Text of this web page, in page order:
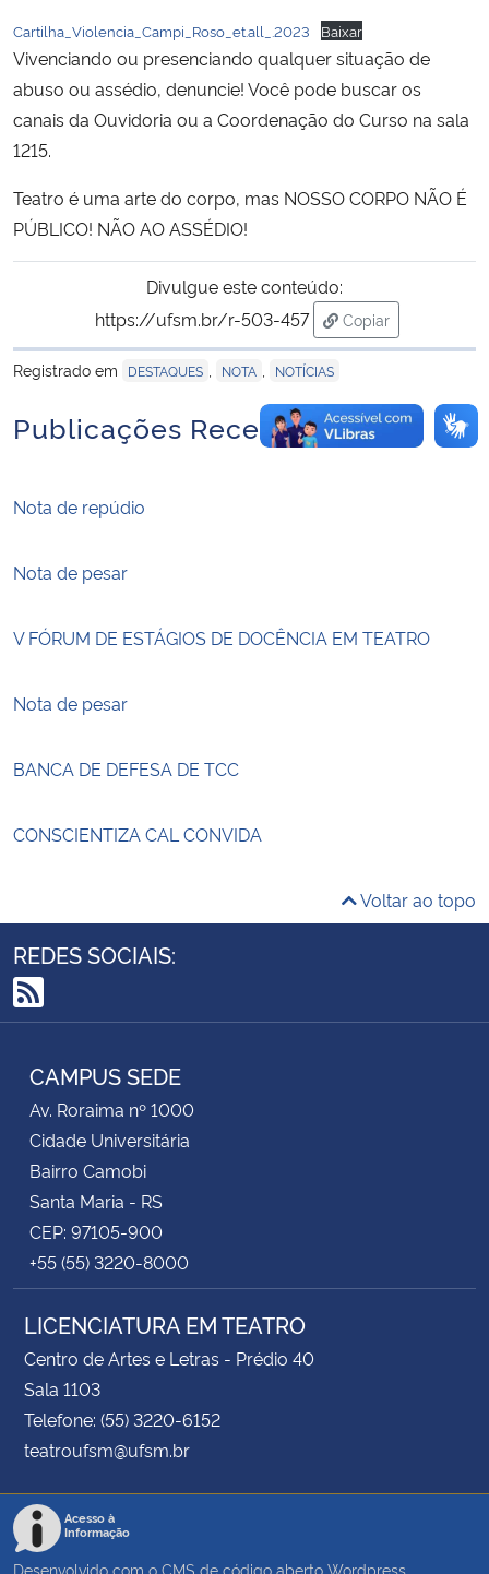
Controladoria-Geral da União
Ministério da Mulher, da Família e dos Direitos Humanos
Secretaria-Geral
Secretaria de Governo
Advocacia-Geral da União
Cartilha_Violencia_Campi_Roso_et.all_.2023 Baixar
Vivenciando ou presenciando qualquer situação de
abuso ou assédio, denuncie! Você pode buscar os
canais da Ouvidoria ou a Coordenação do Curso na sala
1215.
Teatro é uma arte do corpo, mas NOSSO CORPO NÃO É
PÚBLICO! NÃO AO ASSÉDIO!
Divulgue este conteúdo:
https://ufsm.br/r-503-457
Copiar
para área de
Registrado em
DESTAQUES NOTA NOTÍCIAS
Publicações Recentes
Nota de repúdio
Nota de pesar
V FÓRUM DE ESTÁGIOS DE DOCÊNCIA EM TEATRO
Nota de pesar
BANCA DE DEFESA DE TCC
CONSCIENTIZA CAL CONVIDA
Voltar ao topo
REDES SOCIAIS:
RSS
CAMPUS SEDE
Av. Roraima nº 1000
Cidade Universitária
Bairro Camobi
Santa Maria - RS
CEP: 97105-900
+55 (55) 3220-8000
LICENCIATURA EM TEATRO
Centro de Artes e Letras - Prédio 40
Sala 1103
Telefone: (55) 3220-6152
teatroufsm@ufsm.br
Acesso à
Informação
Desenvolvido com o CMS de código aberto Wordpress